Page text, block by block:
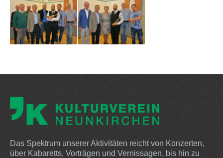
Das Spektrum unserer Aktivitäten reicht von Konzerten,
über Kabaretts, Vorträgen und Vernissagen, bis hin zu